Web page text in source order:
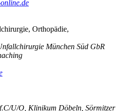
Orthopädie,
München Süd GbR
U/O, Klinikum Döbeln, Sörmitzer